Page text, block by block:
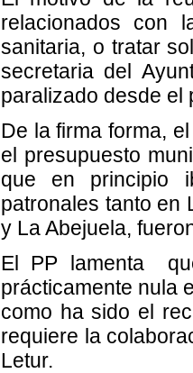
relacionados con
sanitaria, o tratar
secretaria del
paralizado desde el
De la firma forma,
el presupuesto
que en principio
patronales tanto en
y La Abejuela,
El PP lamenta
prácticamente nula
como ha sido el
requiere la
Letur.